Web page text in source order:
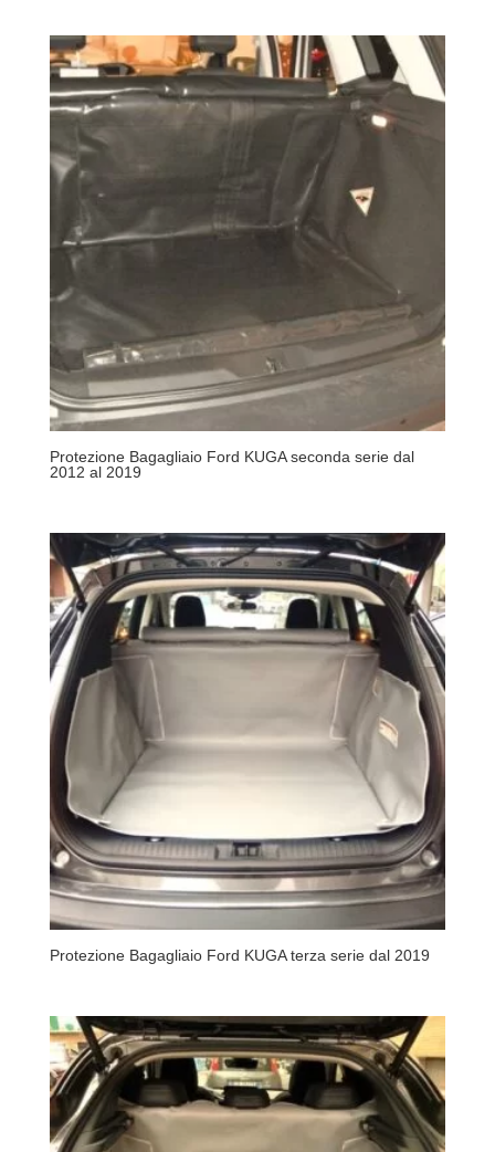
Protezione Bagagliaio Ford KUGA seconda serie dal
2012 al 2019
Protezione Bagagliaio Ford KUGA terza serie dal 2019